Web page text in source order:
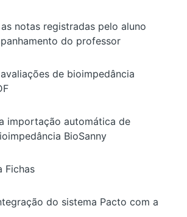
notas registradas pelo aluno
do professor
de bioimpedância
importação automática de
BioSanny
Fichas
do sistema Pacto com a